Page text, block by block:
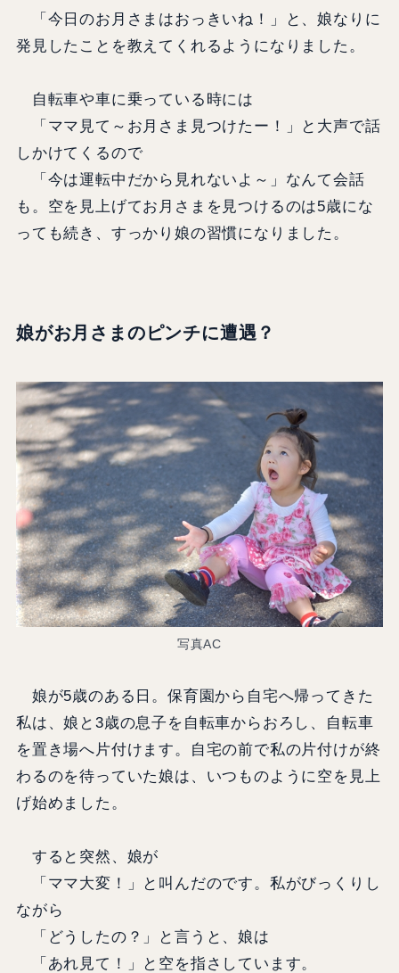
「今日のお月さまはおっきいね！」と、娘なりに
発見したことを教えてくれるようになりました。
自転車や車に乗っている時には
「ママ見て～お月さま見つけたー！」と大声で話
しかけてくるので
「今は運転中だから見れないよ～」なんて会話
も。空を見上げてお月さまを見つけるのは5歳にな
っても続き、すっかり娘の習慣になりました。
娘がお月さまのピンチに遭遇？
写真AC
娘が5歳のある日。保育園から自宅へ帰ってきた
私は、娘と3歳の息子を自転車からおろし、自転車
を置き場へ片付けます。自宅の前で私の片付けが終
わるのを待っていた娘は、いつものように空を見上
げ始めました。
すると突然、娘が
「ママ大変！」と叫んだのです。私がびっくりし
ながら
「どうしたの？」と言うと、娘は
「あれ見て！」と空を指さしています。